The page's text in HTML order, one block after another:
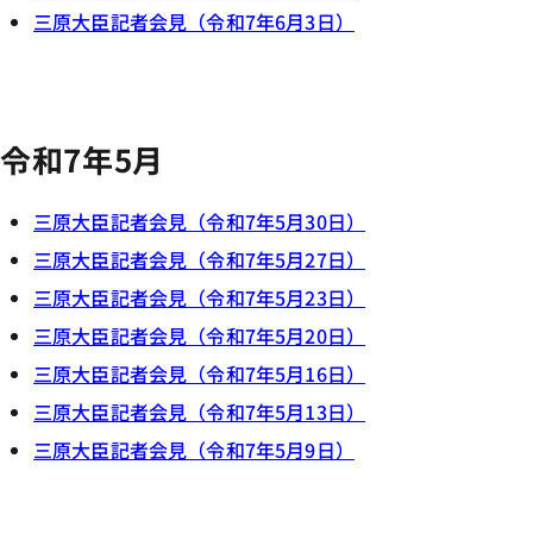
三原大臣記者会見（令和7年6月3日）
令和7年5月
三原大臣記者会見（令和7年5月30日）
三原大臣記者会見（令和7年5月27日）
三原大臣記者会見（令和7年5月23日）
三原大臣記者会見（令和7年5月20日）
三原大臣記者会見（令和7年5月16日）
三原大臣記者会見（令和7年5月13日）
三原大臣記者会見（令和7年5月9日）